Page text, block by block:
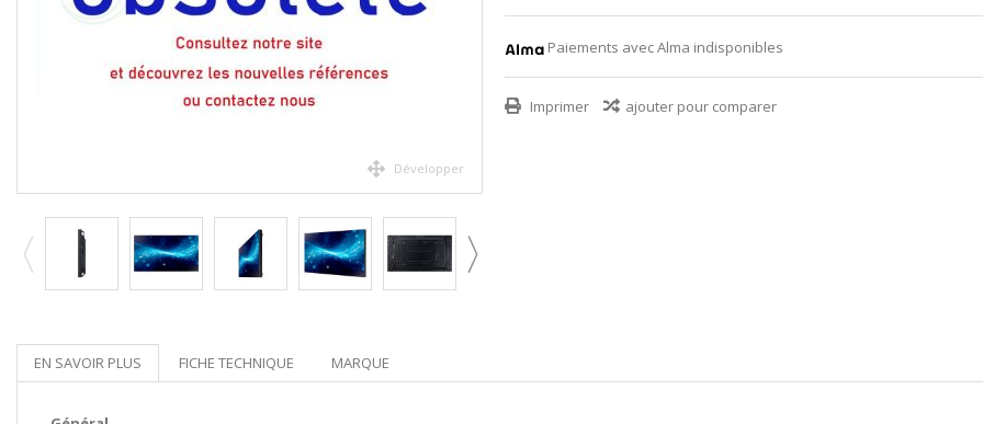
Développer
Paiements avec Alma indisponibles
Imprimer ajouter pour comparer
EN SAVOIR PLUS FICHE TECHNIQUE MARQUE